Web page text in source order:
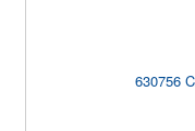
630756